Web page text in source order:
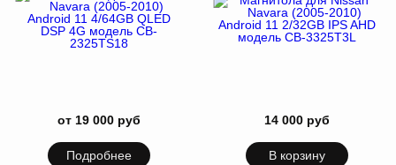
от 19 000 руб
Подробнее
14 000 руб
В корзину